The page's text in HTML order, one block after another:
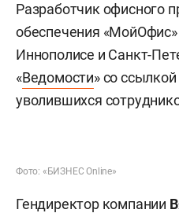
Разработчик офисного
обеспечения
Иннополисе и Санкт-
«Ведомости» со
уволившихся
Фото: «БИЗНЕС Online»
Гендиректор компании